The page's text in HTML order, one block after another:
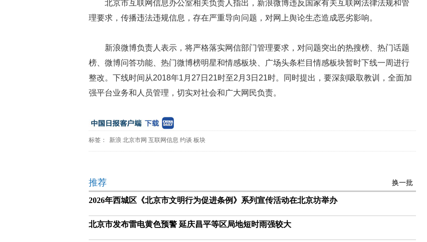
北京市互联网信息办公室相关负责人指出，新浪微博违反国家有关互联网法律法规和管
理要求，传播违法违规信息，存在严重导向问题，对网上舆论生态造成恶劣影响。
新浪微博负责人表示，将严格落实网信部门管理要求，对问题突出的热搜榜、热门话题
榜、微博问答功能、热门微博榜明星和情感板块、广场头条栏目情感板块暂时下线一周进行
整改。下线时间从2018年1月27日21时至2月3日21时。同时提出，要深刻吸取教训，全面加
强平台业务和人员管理，切实对社会和广大网民负责。
标签： 新浪 北京市网 互联网信息 约谈 板块
推荐 换一批
2026年西城区《北京市文明行为促进条例》系列宣传活动在北京坊举办
北京市发布雷电黄色预警 延庆昌平等区局地短时雨强较大